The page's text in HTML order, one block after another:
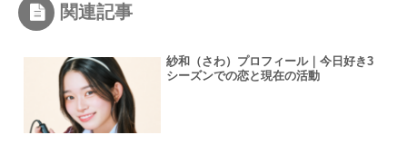
関連記事
紗和（さわ）プロフィール｜今日好き3
シーズンでの恋と現在の活動